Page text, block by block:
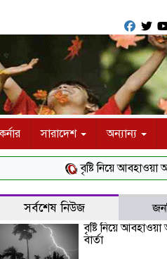
সারাদেশ অন্যান্য
বৃষ্টি নিয়ে আবহাওয়া অফিসের
সর্বশেষ নিউজ
বৃষ্টি নিয়ে
বার্তা